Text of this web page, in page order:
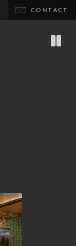
CONTACT